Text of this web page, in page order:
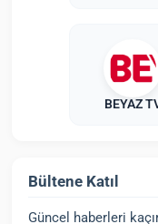
BEYAZ
Bültene Katıl
Güncel haberleri